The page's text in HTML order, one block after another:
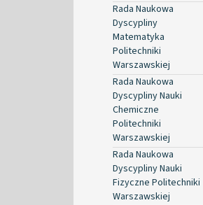
Rada Naukowa
Dyscypliny
Matematyka
Politechniki
Warszawskiej
Rada Naukowa
Dyscypliny Nauki
Chemiczne
Politechniki
Warszawskiej
Rada Naukowa
Dyscypliny Nauki
Fizyczne Politechniki
Warszawskiej